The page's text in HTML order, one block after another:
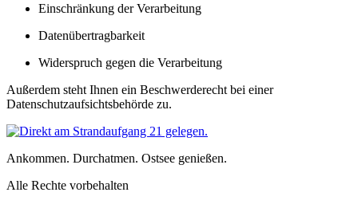
Einschränkung der Verarbeitung
Datenübertragbarkeit
Widerspruch gegen die Verarbeitung
Außerdem steht Ihnen ein Beschwerderecht bei einer
Datenschutzaufsichtsbehörde zu.
Ankommen. Durchatmen. Ostsee genießen.
Alle Rechte vorbehalten